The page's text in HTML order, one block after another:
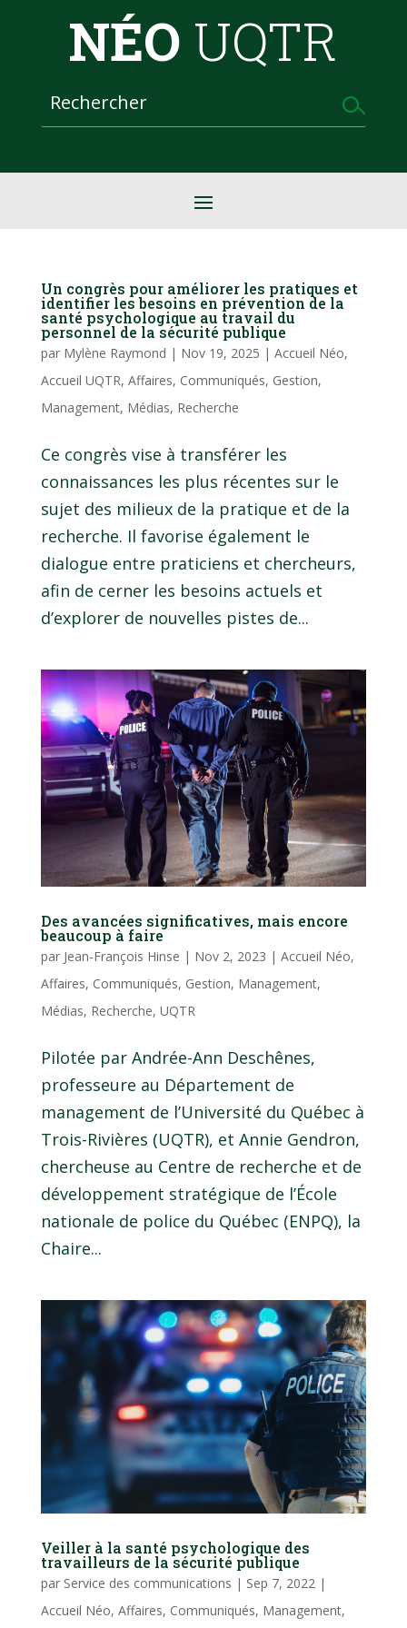
NÉO UQTR
Un congrès pour améliorer les pratiques et
identifier les besoins en prévention de la
santé psychologique au travail du
personnel de la sécurité publique
par Mylène Raymond | Nov 19, 2025 | Accueil Néo,
Accueil UQTR, Affaires, Communiqués, Gestion,
Management, Médias, Recherche
Ce congrès vise à transférer les
connaissances les plus récentes sur le
sujet des milieux de la pratique et de la
recherche. Il favorise également le
dialogue entre praticiens et chercheurs,
afin de cerner les besoins actuels et
d’explorer de nouvelles pistes de...
Des avancées significatives, mais encore
beaucoup à faire
par Jean-François Hinse | Nov 2, 2023 | Accueil Néo,
Affaires, Communiqués, Gestion, Management,
Médias, Recherche, UQTR
Pilotée par Andrée-Ann Deschênes,
professeure au Département de
management de l’Université du Québec à
Trois-Rivières (UQTR), et Annie Gendron,
chercheuse au Centre de recherche et de
développement stratégique de l’École
nationale de police du Québec (ENPQ), la
Chaire...
Veiller à la santé psychologique des
travailleurs de la sécurité publique
par Service des communications | Sep 7, 2022 |
Accueil Néo, Affaires, Communiqués, Management,